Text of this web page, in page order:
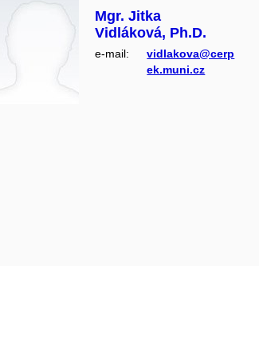
Mgr. Jitka
Vidláková, Ph.D.
e‑mail:
vidlakova@cerp
ek.muni.cz